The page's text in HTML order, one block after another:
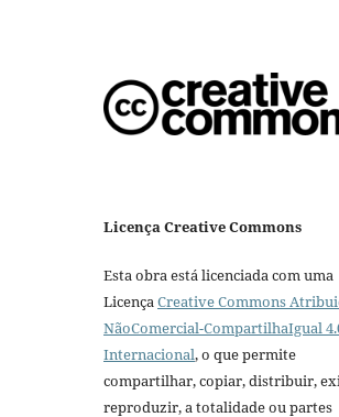
Licença Creative Commons
Esta obra está licenciada com uma
LicençaCreative Commons
NãoComercial-CompartilhaIgual
Internacional, o que permite
compartilhar, copiar, distribuir,
reproduzir, a totalidade ou partes